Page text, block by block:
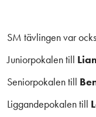
SM tävlingen var
Juniorpokalen till
Seniorpokalen till
Liggandepokalen till